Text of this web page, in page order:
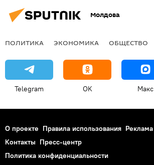
Молдова
ПОЛИТИКА ЭКОНОМИКА ОБЩЕСТВО
Telegram OK Макс
О проекте Правила использования Реклама
Контакты Пресс-центр
Политика конфиденциальности